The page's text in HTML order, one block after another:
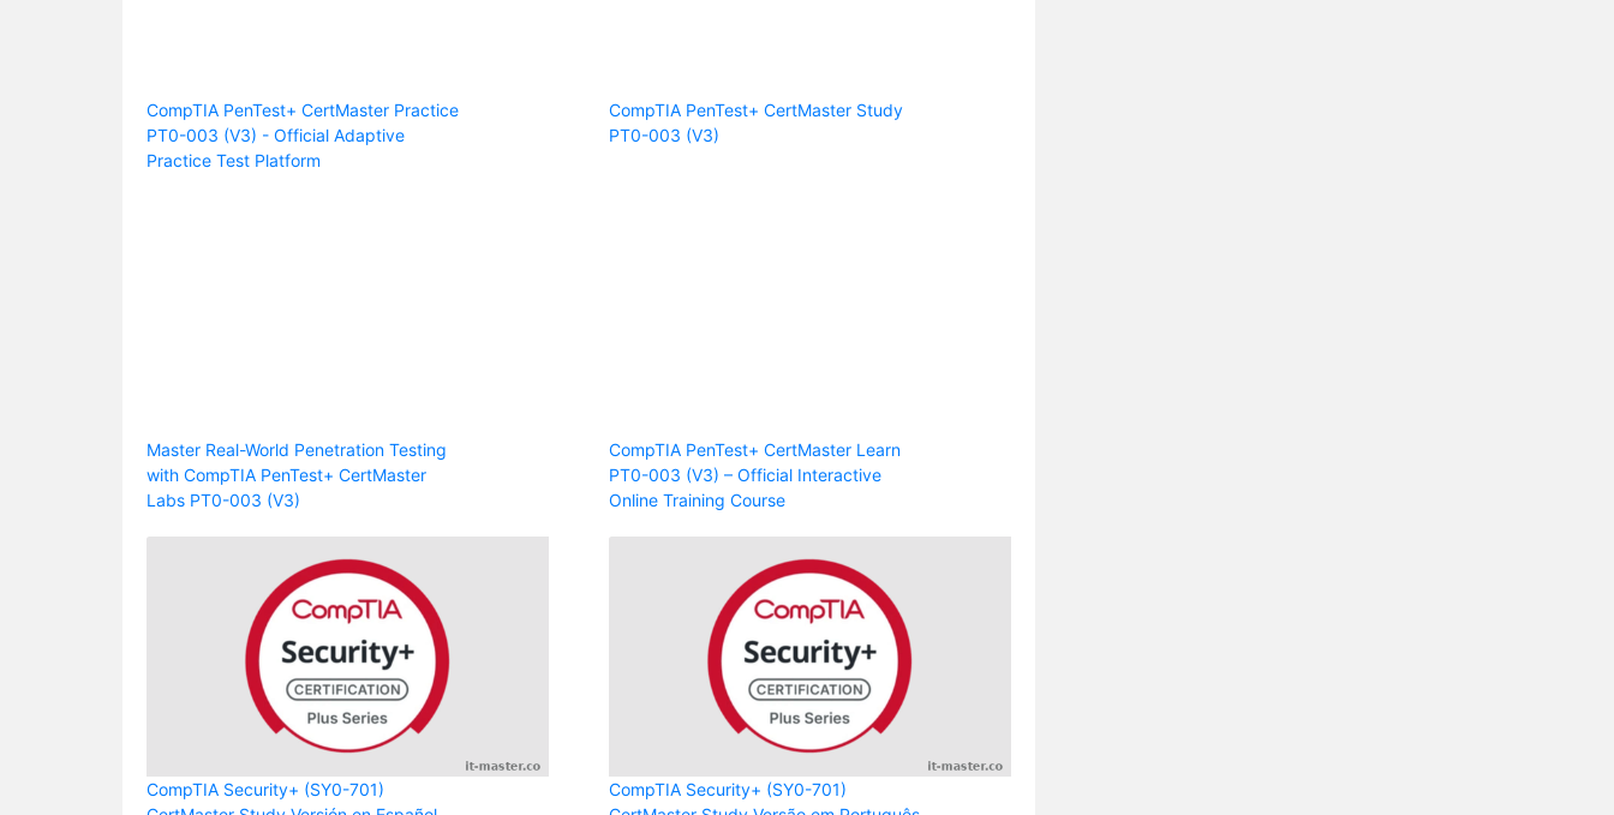
CompTIA PenTest+ CertMaster Practice
PT0-003 (V3) - Official Adaptive
Practice Test Platform
CompTIA PenTest+ CertMaster Study
PT0-003 (V3)
Master Real-World Penetration Testing
with CompTIA PenTest+ CertMaster
Labs PT0-003 (V3)
CompTIA PenTest+ CertMaster Learn
PT0-003 (V3) – Official Interactive
Online Training Course
CompTIA Security+ (SY0-701)
CompTIA Security+ (SY0-701)